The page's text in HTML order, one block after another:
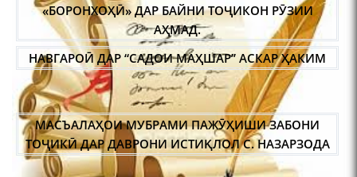
Что знают в Ташкенте о
Мирзо Турсунзаде, чьим
именем назвали станцию
МАСЪАЛАҲОИ МУБРАМИ ПАЖӮҲИШИ ЗАБОНИ
ТОҶИКӢ ДАР ДАВРОНИ ИСТИҚЛОЛ С. НАЗАРЗОДА
ҶОЙГОҲИ ЗАН ДАР ЗАРБУЛМАСАЛ ВА МАҚОЛҲОИ
ТОҶИКӢ